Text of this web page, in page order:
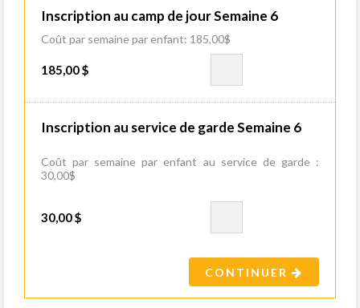
Inscription au camp de jour Semaine 6
Coût par semaine par enfant: 185,00$
185,00 $
Inscription au service de garde Semaine 6
Coût par semaine par enfant au service de garde :
30,00$
30,00 $
CONTINUER